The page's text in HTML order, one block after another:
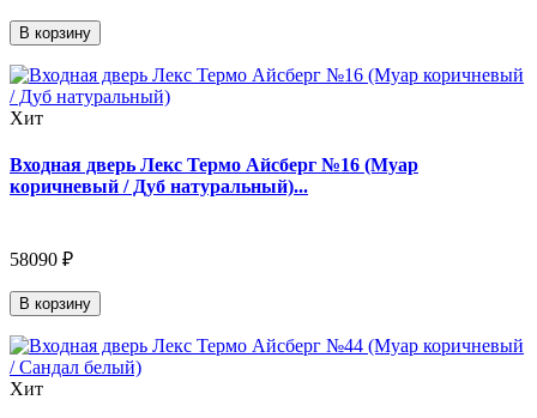
В корзину
Хит
Входная дверь Лекс Термо Айсберг №16 (Муар
коричневый / Дуб натуральный)...
58090 ₽
В корзину
Хит